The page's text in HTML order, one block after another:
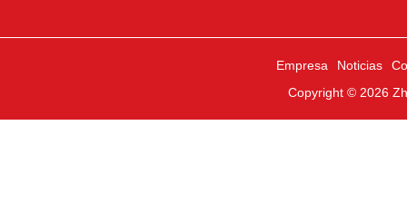
Empresa Noticias
Copyright © 2026